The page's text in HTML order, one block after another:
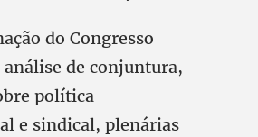
do Congresso
de conjuntura,
política
e sindical, plenárias